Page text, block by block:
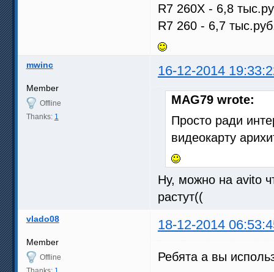
R7 260X - 6,8
R7 260 - 6,7
mwinc 16-12-2014
Member
Offline
Thanks: 1
MAG79 wrote:
Просто ради
видеокарту
Ну, можно на avito
растут((
vlado08 18-12-2014
Member
Offline
Ребята а вы